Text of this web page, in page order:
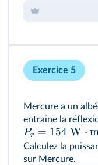
Exercice 5
Mercure a un
entraîne la
Pr = 154 W ⋅
Calculez la
sur Mercure.